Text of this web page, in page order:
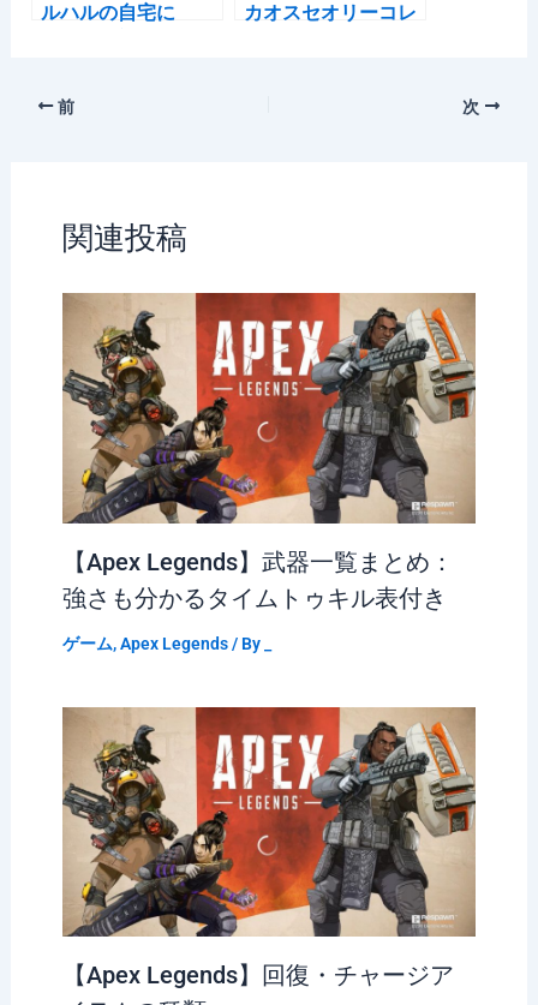
ルハルの自宅に
カオスセオリーコレ
前 次
関連投稿
【Apex Legends】武器一覧まとめ：
強さも分かるタイムトゥキル表付き
ゲーム,Apex Legends/ By
【Apex Legends】回復・チャージア